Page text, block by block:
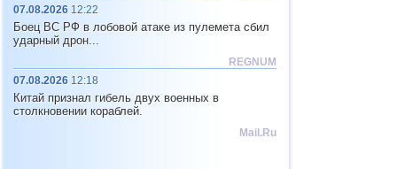
Австралия
Лесные пожары в Австралии
объектов
04.01
"Ледяной" штори в Канаде
05.01
Камчатский край
07.08.2026 12:22
Боец ВС РФ в лобовой атаке из пулемета сбил
ударный дрон...
REGNUM
07.08.2026 12:18
Китай признал гибель двух военных в
столкновении кораблей.
Mail.Ru